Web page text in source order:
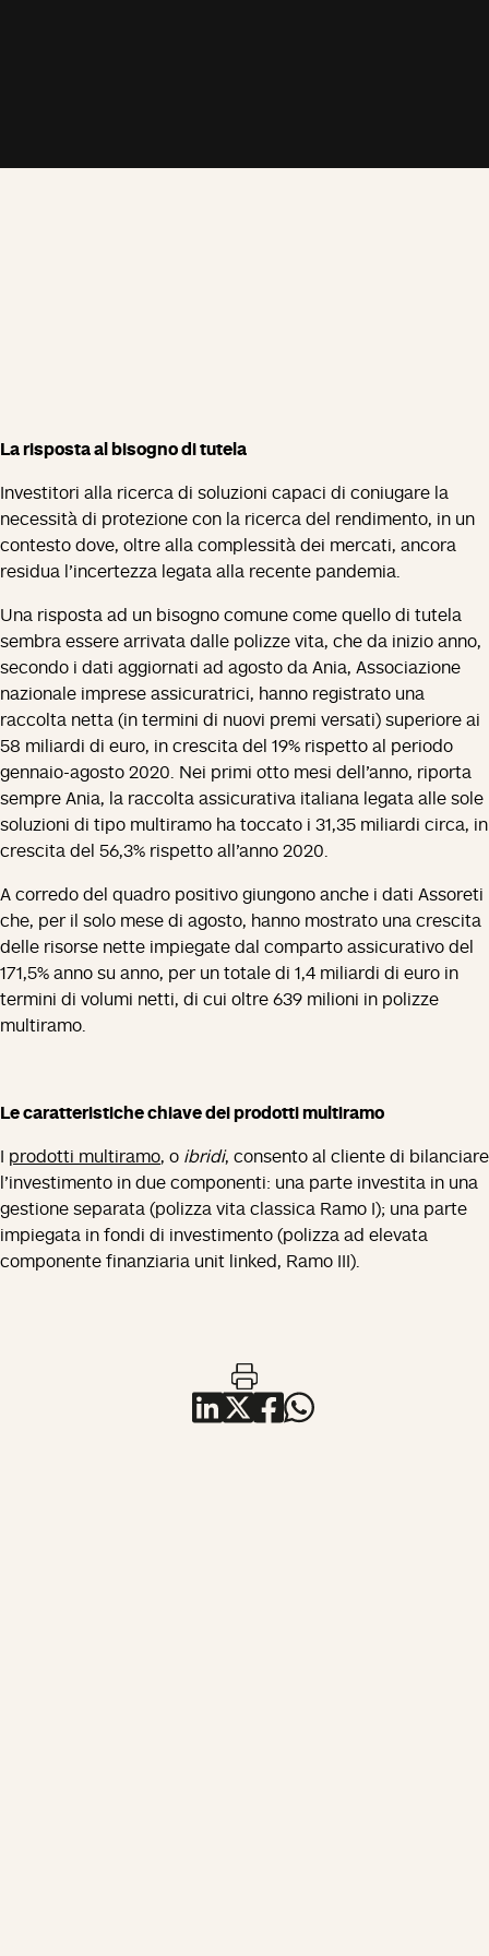
La risposta al bisogno di tutela
Investitori alla ricerca di soluzioni capaci di coniugare la
necessità di protezione con la ricerca del rendimento, in un
contesto dove, oltre alla complessità dei mercati, ancora
residua l’incertezza legata alla recente pandemia.
Una risposta ad un bisogno comune come quello di tutela
sembra essere arrivata dalle polizze vita, che da inizio anno,
secondo i dati aggiornati ad agosto da Ania, Associazione
nazionale imprese assicuratrici, hanno registrato una
raccolta netta (in termini di nuovi premi versati) superiore ai
58 miliardi di euro, in crescita del 19% rispetto al periodo
gennaio-agosto 2020. Nei primi otto mesi dell’anno, riporta
sempre Ania, la raccolta assicurativa italiana legata alle sole
soluzioni di tipo multiramo ha toccato i 31,35 miliardi circa, in
crescita del 56,3% rispetto all’anno 2020.
A corredo del quadro positivo giungono anche i dati Assoreti
che, per il solo mese di agosto, hanno mostrato una crescita
delle risorse nette impiegate dal comparto assicurativo del
171,5% anno su anno, per un totale di 1,4 miliardi di euro in
termini di volumi netti, di cui oltre 639 milioni in polizze
multiramo.
Le caratteristiche chiave dei prodotti multiramo
prodotti multiramo, o ibridi, consento al cliente di bilanciare
l’investimento in due componenti: una parte investita in una
gestione separata (polizza vita classica Ramo I); una parte
impiegata in fondi di investimento (polizza ad elevata
componente finanziaria unit linked, Ramo III).